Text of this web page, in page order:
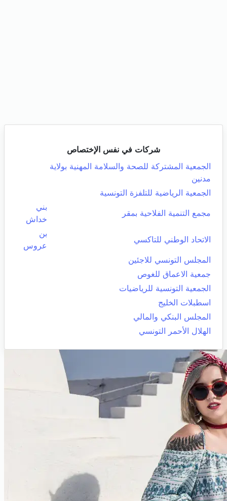
شركات في نفس الإختصاص
الجمعية المشتركة للصحة والسلامة المهنية بولاية
مدنين
الجمعية الرياضية للتلفزة التونسية
مجمع التنمية الفلاحية بمقر
بني
خداش
الاتحاد الوطني للتاكسي
بن
عروس
المجلس التونسي للاجئين
جمعية الاعماق للغوص
الجمعية التونسية للرياضيات
اسطبلات الخليج
المجلس البنكي والمالي
الهلال الأحمر التونسي